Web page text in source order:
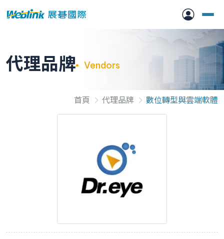
代理品牌 Vendors
首頁 代理品牌 數位轉型與雲端軟體